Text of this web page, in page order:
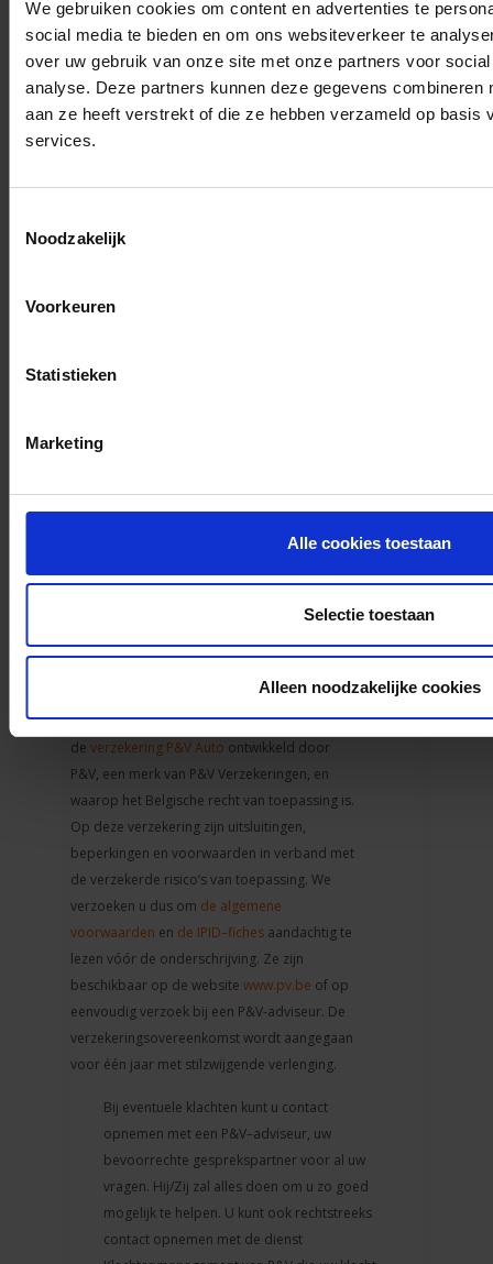
We gebruiken cookies om content en advertenties te
social media te bieden en om ons websiteverkeer te
over uw gebruik van onze site met onze partners voor
analyse. Deze partners kunnen deze gegevens combineren
aan ze heeft verstrekt of die ze hebben verzameld op basis
services.
Noodzakelijk
Voorkeuren
Statistieken
Marketing
Alle cookies toestaan
Selectie toestaan
Alleen noodzakelijke cookies
gespecialiseerde
producten.
autoverzekering
een gerust
band nooit uit te sluiten, zelfs niet
auto van P&V u 24/7 hulp bij pech.
kruip met een gerust gemoed
achter het stuur.
Dit document is een reclamedocument met
daarin algemene informatie over
deverzekering P&V Auto ontwikkeld door
P&V, een merk van P&V Verzekeringen, en
waarop het Belgische recht van toepassing is.
Op deze verzekering zijn uitsluitingen,
beperkingen en voorwaarden in verband met
de verzekerde risico’s van toepassing. We
verzoeken u dus om de algemene
voorwaarden en de IPID–fiches aandachtig te
lezen vóór de onderschrijving. Ze zijn
beschikbaar op de websitewww.pv.be of op
eenvoudig verzoek bij een P&V-adviseur. De
verzekeringsovereenkomst wordt aangegaan
voor één jaar met stilzwijgende verlenging.
Bij eventuele klachten kunt u contact
opnemen met een P&V–adviseur, uw
bevoorrechte gesprekspartner voor al uw
vragen. Hij/Zij zal alles doen om u zo goed
mogelijk te helpen. U kunt ook rechtstreeks
contact opnemen met de dienst